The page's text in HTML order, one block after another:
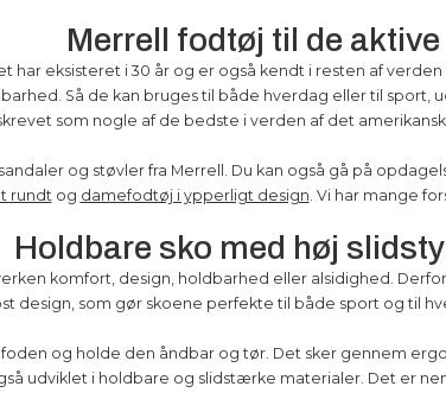
Merrell fodtøj til de aktive
har eksisteret i 30 år og er også kendt i resten af
Så de kan bruges til både hverdag eller til
som nogle af de bedste i verden af det
og støvler fra Merrell. Du kan også gå på
rundtog damefodtøj i ypperligt design. Vi har mange
Holdbare sko med høj
komfort, design, holdbarhed eller alsidighed.
design, som gør skoene perfekte til både sport og til
og holde den åndbar og tør. Det sker gennem
udviklet i holdbare og slidstærke materialer. Det er